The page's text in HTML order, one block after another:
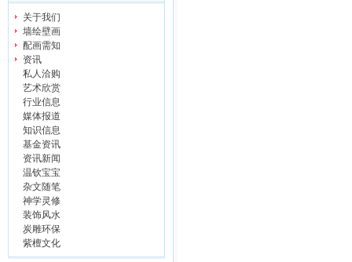
关于我们
墙绘壁画
配画需知
资讯
私人洽购
艺术欣赏
行业信息
媒体报道
知识信息
基金资讯
资讯新闻
温钦宝宝
杂文随笔
神学灵修
装饰风水
炭雕环保
紫檀文化